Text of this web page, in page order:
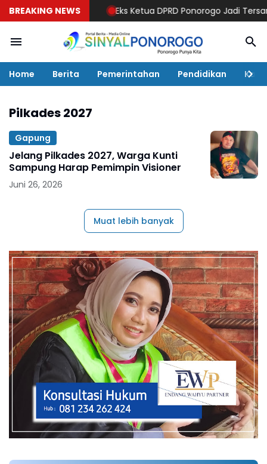
BREAKING NEWS Eks Ketua DPRD Ponorogo Jadi
Home Berita Pemerintahan Pendidikan
Pilkades 2027
Gapung
Jelang Pilkades 2027, Warga Kunti
Sampung Harap Pemimpin Visioner
Juni 26, 2026
Muat lebih banyak